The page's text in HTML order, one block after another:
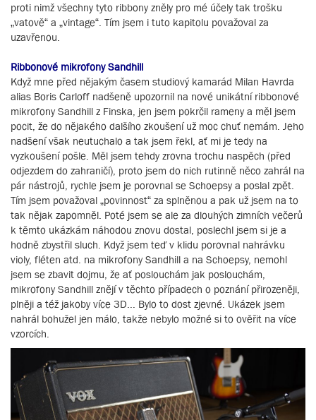
proti nimž všechny tyto ribbony zněly pro mé účely tak trošku
„vatově“ a „vintage“. Tím jsem i tuto kapitolu považoval za
uzavřenou.
Ribbonové mikrofony Sandhill
Když mne před nějakým časem studiový kamarád Milan Havrda
alias Boris Carloff nadšeně upozornil na nové unikátní ribbonové
mikrofony Sandhill z Finska, jen jsem pokrčil rameny a měl jsem
pocit, že do nějakého dalšího zkoušení už moc chuť nemám. Jeho
nadšení však neutuchalo a tak jsem řekl, ať mi je tedy na
vyzkoušení pošle. Měl jsem tehdy zrovna trochu naspěch (před
odjezdem do zahraničí), proto jsem do nich rutinně něco zahrál na
pár nástrojů, rychle jsem je porovnal se Schoepsy a poslal zpět.
Tím jsem považoval „povinnost“ za splněnou a pak už jsem na to
tak nějak zapomněl. Poté jsem se ale za dlouhých zimních večerů
k těmto ukázkám náhodou znovu dostal, poslechl jsem si je a
hodně zbystřil sluch. Když jsem teď v klidu porovnal nahrávku
violy, fléten atd. na mikrofony Sandhill a na Schoepsy, nemohl
jsem se zbavit dojmu, že ať poslouchám jak poslouchám,
mikrofony Sandhill znějí v těchto případech o poznání přirozeněji,
plněji a též jakoby více 3D... Bylo to dost zjevné. Ukázek jsem
nahrál bohužel jen málo, takže nebylo možné si to ověřit na více
vzorcích.